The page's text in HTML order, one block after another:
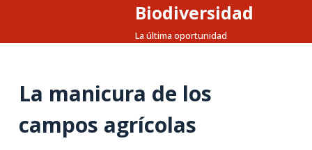
l
e
Biodiversidad
La última oportunidad
La manicura de los
campos agrícolas